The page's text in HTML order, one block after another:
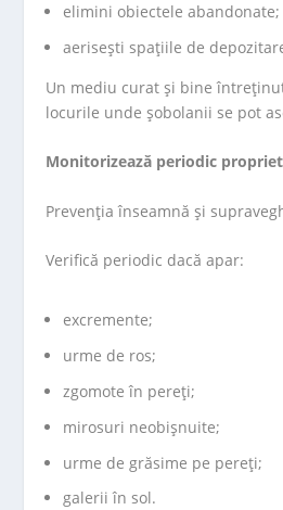
elimini obiectele abandonate;
aerisești spațiile de
Un mediu curat și bine
locurile unde șobolanii se pot
Monitorizează periodic
Prevenția înseamnă și
Verifică periodic dacă apar:
excremente;
urme de ros;
zgomote în pereți;
mirosuri neobișnuite;
urme de grăsime pe pereți;
galerii în sol.